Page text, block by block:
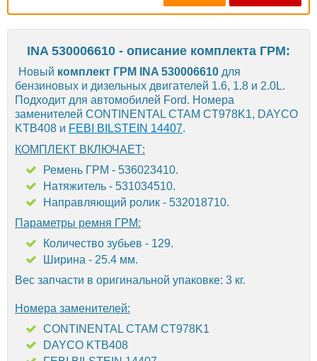
INA 530006610 - описание комплекта ГРМ:
Новый комплект ГРМ INA 530006610 для
бензиновых и дизельных двигателей 1.6, 1.8 и 2.0L.
Подходит для автомобилей Ford. Номера
заменителей CONTINENTAL CTAM CT978K1, DAYCO
KTB408 и FEBI BILSTEIN 14407.
КОМПЛЕКТ ВКЛЮЧАЕТ:
Ремень ГРМ - 536023410.
Натяжитель - 531034510.
Направляющий ролик - 532018710.
Параметры ремня ГРМ:
Количество зубьев - 129.
Ширина - 25.4 мм.
Вес запчасти в оригинальной упаковке: 3 кг.
Номера заменителей:
CONTINENTAL CTAM CT978K1
DAYCO KTB408